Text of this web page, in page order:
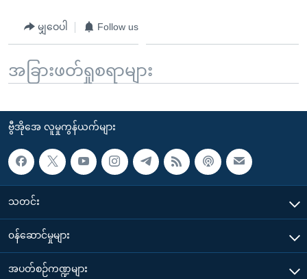
မျှဝေပါ Follow us
အခြားဖတ်ရှုစရာများ
ဗွီအိုအေ လူမှုကွန်ယက်များ
သတင်း
၀န်ဆောင်မှုများ
အပတ်စဉ်ကဏ္ဍများ